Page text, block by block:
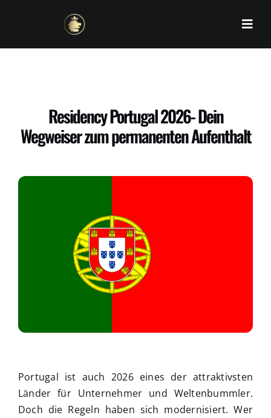
Residency Portugal 2026- Dein
Wegweiser zum permanenten Aufenthalt
Portugal ist auch 2026 eines der attraktivsten
Länder für Unternehmer und Weltenbummler.
Doch die Regeln haben sich modernisiert. Wer